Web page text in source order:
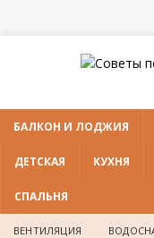
БАЛКОН И ЛОДЖИЯ
ДЕТСКАЯ КУХНЯ
СПАЛЬНЯ
ВЕНТИЛЯЦИЯ